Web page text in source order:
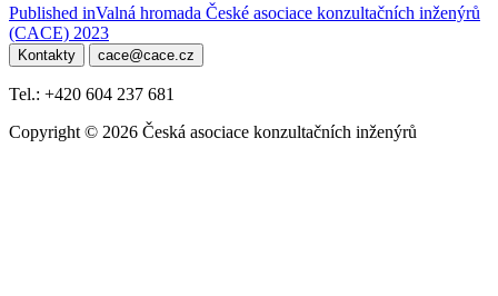
Navigace
pro
příspěvek
Published inValná hromada České asociace konzultačních inženýrů
(CACE) 2023
Kontakty cace@cace.cz
Tel.: +420 604 237 681
Copyright © 2026 Česká asociace konzultačních inženýrů